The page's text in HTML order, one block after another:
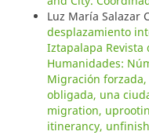
Luz María Salazar
desplazamiento
Iztapalapa Revista
Humanidades:
Migración
obligada, una
migration,
itinerancy,